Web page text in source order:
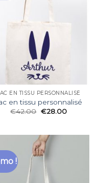
EN TISSU PERSONNALISÉ
en tissu personnalisé
€42.00 €28.00
!